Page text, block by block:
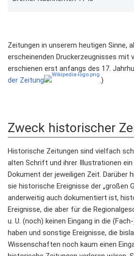
Zeitungen in unserem heutigen Sinne,
erscheinenden Druckerzeugnisses mit
erschienen erst anfangs des 17.
der Zeitung
.)
Zweck historischer
Historische Zeitungen sind vielfach
alten Schrift und ihrer Illustrationen
Dokument der jeweiligen Zeit. Darüber
sie historische Ereignisse der „großen
anderweitig auch dokumentiert ist,
Ereignisse, die aber für die
u. U. (noch) keinen Eingang in die
haben und sonstige Ereignisse, die
Wissenschaften noch kaum einen